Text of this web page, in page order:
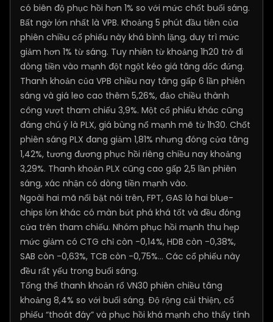
có biên độ phục hồi hơn 1% so với mức chốt buổi sáng.
Bất ngờ lớn nhất là VPB. Khoảng 5 phút đầu tiên của
phiên chiều cổ phiếu này khá bình lặng, duy trì mức
giảm hơn 1% từ sáng. Tuy nhiên từ khoảng 1h20 trở đi
dòng tiền vào mạnh đột ngột kéo giá tăng dốc đứng.
Thanh khoản của VPB chiều nay tăng gấp 6 lần phiên
sáng và giá leo cao thêm 5,26%, đảo chiều thành
công vượt tham chiếu 3,9%. Một cổ phiếu khác cũng
đáng chú ý là PLX, giá bùng nổ mạnh mẽ từ 1h30. Chốt
phiên sáng PLX đang giảm 1,81% nhưng đóng cửa tăng
1,42%, tương đương phục hồi riêng chiều nay khoảng
3,29%. Thanh khoản PLX cũng cao gấp 2,5 lần phiên
sáng, xác nhận có dòng tiền mạnh vào.
Ngoài hai mã nổi bật nói trên, FPT, GAS là hai blue-
chips lớn khác có màn bứt phá khá tốt và đều đóng
cửa trên tham chiếu. Nhóm phục hồi mạnh thu hẹp
mức giảm có CTG chỉ còn -0,14%, HDB còn -0,38%,
SAB còn -0,63%, TCB còn -0,75%... Các cổ phiếu này
đều rất yếu trong buổi sáng.
Tổng thể thanh khoản rổ VN30 phiên chiều tăng
khoảng 8,4% so với buổi sáng. Độ rộng cải thiện, cổ
phiếu “thoát đáy” và phục hồi khá mạnh cho thấy tính